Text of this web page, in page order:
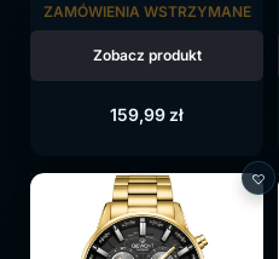
159,99 zł
ZAMÓWIENIA WSTRZYMANE
Zobacz produkt